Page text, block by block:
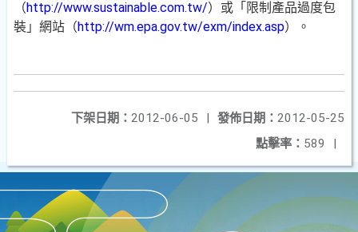
（http://www.sustainable.com.tw/）或「限制產品過度包
裝」網站（http://wm.epa.gov.tw/exm/index.asp）。
發佈日期： 2012-05-25
下架日期： 2012-06-05
|
點擊率： 589 |